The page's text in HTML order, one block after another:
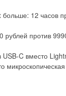
12 часов
против
C вместо